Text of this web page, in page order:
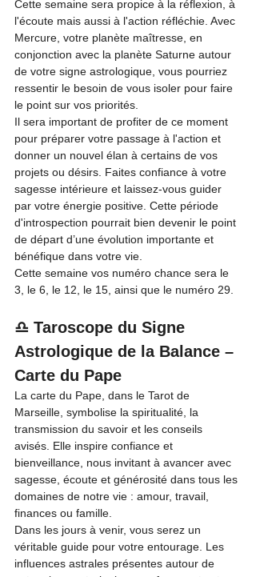
Cette semaine sera propice à la réflexion, à
l'écoute mais aussi à l'action réfléchie. Avec
Mercure, votre planète maîtresse, en
conjonction avec la planète Saturne autour
de votre signe astrologique, vous pourriez
ressentir le besoin de vous isoler pour faire
le point sur vos priorités.
Il sera important de profiter de ce moment
pour préparer votre passage à l'action et
donner un nouvel élan à certains de vos
projets ou désirs. Faites confiance à votre
sagesse intérieure et laissez-vous guider
par votre énergie positive. Cette période
d'introspection pourrait bien devenir le point
de départ d’une évolution importante et
bénéfique dans votre vie.
Cette semaine vos numéro chance sera le
3, le 6, le 12, le 15, ainsi que le numéro 29.
♎ Taroscope du Signe
Astrologique de la Balance –
Carte du Pape
La carte du Pape, dans le Tarot de
Marseille, symbolise la spiritualité, la
transmission du savoir et les conseils
avisés. Elle inspire confiance et
bienveillance, nous invitant à avancer avec
sagesse, écoute et générosité dans tous les
domaines de notre vie : amour, travail,
finances ou famille.
Dans les jours à venir, vous serez un
véritable guide pour votre entourage. Les
influences astrales présentes autour de